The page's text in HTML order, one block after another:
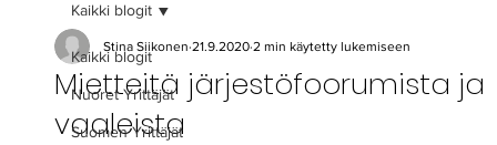
Kaikki blogit
Nuoret Yrittäjät
Suomen Yrittäjät
Kaikki blogit
Mietteitä järjestöfoorumista ja
vaaleista
Stina Siikonen 21.9.2020 2 min käytetty lukemiseen